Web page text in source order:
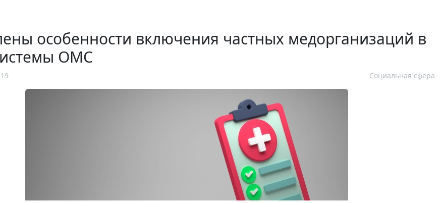
особенности включения частных медорганизаций в
ОМС
Социальная сфера